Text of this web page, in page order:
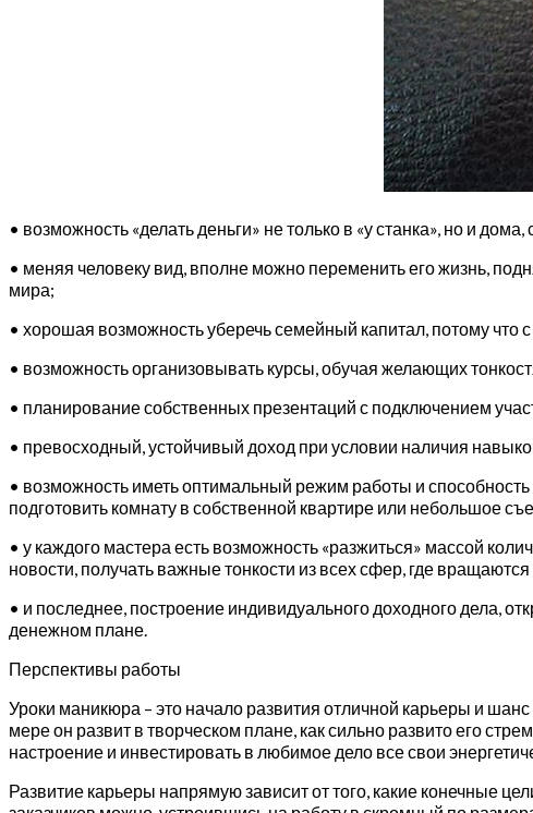
• возможность «делать деньги» не только в «у станка», но и
• меняя человеку вид, вполне можно переменить его жизнь,
мира;
• хорошая возможность уберечь семейный капитал, потому что
• возможность организовывать курсы, обучая желающих
• планирование собственных презентаций с подключением
• превосходный, устойчивый доход при условии наличия
• возможность иметь оптимальный режим работы и
подготовить комнату в собственной квартире или небольшое
• у каждого мастера есть возможность «разжиться» массой
новости, получать важные тонкости из всех сфер, где вращаются
• и последнее, построение индивидуального доходного дела,
денежном плане.
Перспективы работы
Уроки маникюра – это начало развития отличной карьеры и
мере он развит в творческом плане, как сильно развито его
настроение и инвестировать в любимое дело все свои
Развитие карьеры напрямую зависит от того, какие конечные